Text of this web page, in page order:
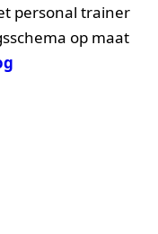
personal trainer
op maat